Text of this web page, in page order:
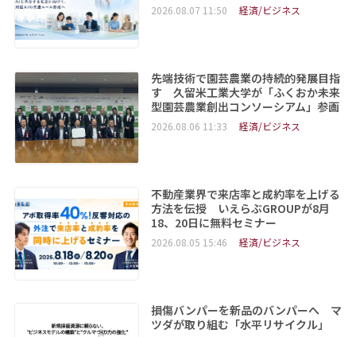
2026.08.07 11:50 経済/ビジネス
先端技術で園芸農業の持続的発展目指
す 久留米工業大学が「ふくおか未来
型園芸農業創出コンソーシアム」参画
2026.08.06 11:33 経済/ビジネス
不動産業界で来店率と成約率を上げる
方法を伝授 いえらぶGROUPが8月
18、20日に無料セミナー
2026.08.05 15:46 経済/ビジネス
損傷バンパーを新品のバンパーへ マ
ツダが取り組む「水平リサイクル」